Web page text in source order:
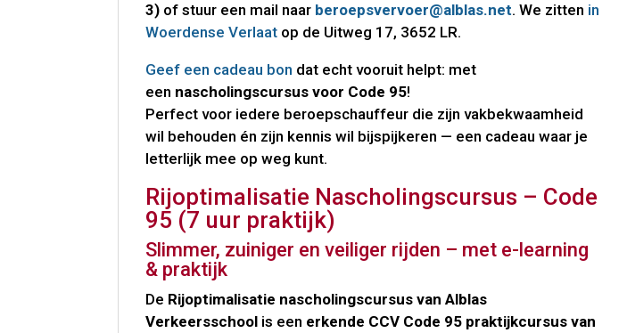
3) of stuur een mail naar beroepsvervoer@alblas.net. We zitten in
Woerdense Verlaat op de Uitweg 17, 3652 LR.
Geef een cadeau bon dat echt vooruit helpt: met
een nascholingscursus voor Code 95!
Perfect voor iedere beroepschauffeur die zijn vakbekwaamheid
wil behouden én zijn kennis wil bijspijkeren — een cadeau waar je
letterlijk mee op weg kunt.
Rijoptimalisatie Nascholingscursus – Code
95 (7 uur praktijk)
Slimmer, zuiniger en veiliger rijden – met e-learning
& praktijk
De Rijoptimalisatie nascholingscursus van Alblas
Verkeersschool is een erkende CCV Code 95 praktijkcursus van